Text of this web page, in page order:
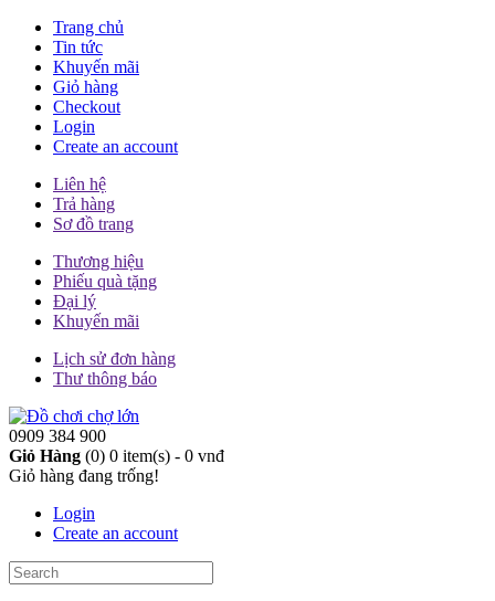
Trang chủ
Tin tức
Khuyến mãi
Giỏ hàng
Checkout
Login
Create an account
Liên hệ
Trả hàng
Sơ đồ trang
Thương hiệu
Phiếu quà tặng
Đại lý
Khuyến mãi
Lịch sử đơn hàng
Thư thông báo
0909 384 900
Giỏ Hàng (0) 0 item(s) - 0 vnđ
Giỏ hàng đang trống!
Login
Create an account